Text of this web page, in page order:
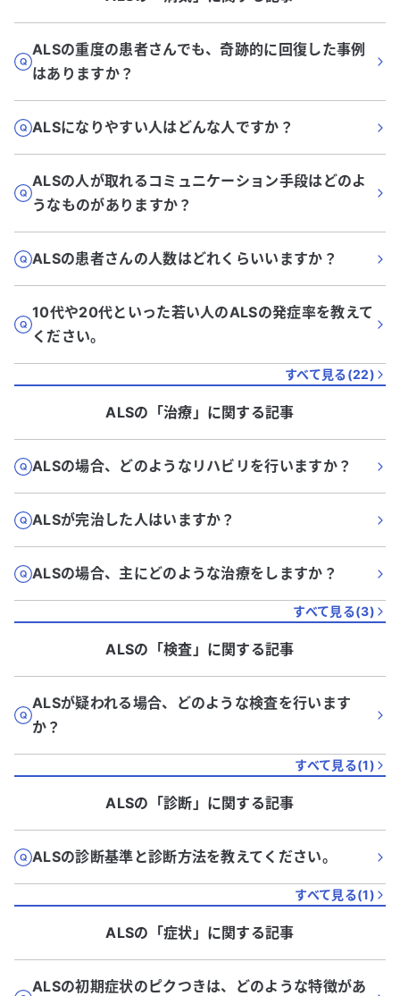
ALSの重度の患者さんでも、奇跡的に回復した事例
はありますか？
ALSになりやすい人はどんな人ですか？
ALSの人が取れるコミュニケーション手段はどのよ
うなものがありますか？
ALSの患者さんの人数はどれくらいいますか？
10代や20代といった若い人のALSの発症率を教えて
ください。
すべて見る(22)
ALSの「治療 」に関する記事
ALSの場合、どのようなリハビリを行いますか？
ALSが完治した人はいますか？
ALSの場合、主にどのような治療をしますか？
すべて見る(3)
ALSの「検査 」に関する記事
ALSが疑われる場合、どのような検査を行います
か？
すべて見る(1)
ALSの「診断 」に関する記事
ALSの診断基準と診断方法を教えてください。
すべて見る(1)
ALSの「症状 」に関する記事
ALSの初期症状のピクつきは、どのような特徴があ